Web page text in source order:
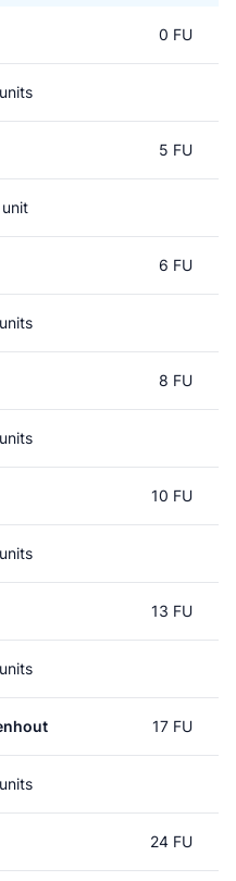
0 FU
5 FU
6 FU
8 FU
10 FU
13 FU
17 FU
24 FU